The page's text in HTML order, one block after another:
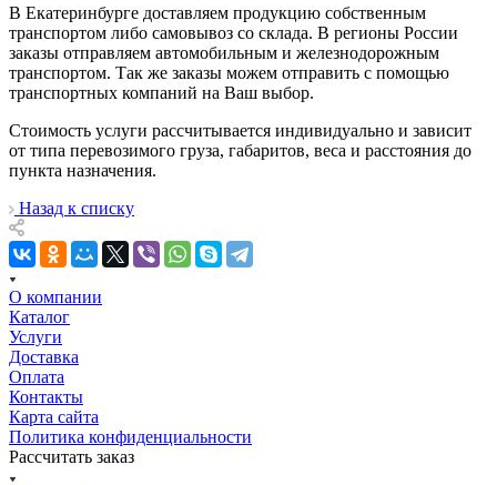
В Екатеринбурге доставляем продукцию собственным
транспортом либо самовывоз со склада. В регионы России
заказы отправляем автомобильным и железнодорожным
транспортом. Так же заказы можем отправить с помощью
транспортных компаний на Ваш выбор.
Стоимость услуги рассчитывается индивидуально и зависит
от типа перевозимого груза, габаритов, веса и расстояния до
пункта назначения.
Назад к списку
О компании
Каталог
Услуги
Доставка
Оплата
Контакты
Карта сайта
Политика конфиденциальности
Рассчитать заказ